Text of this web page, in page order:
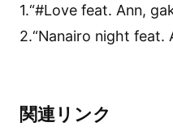
1.“#Love feat. Ann,
2.“Nanairo night feat.
関連リンク